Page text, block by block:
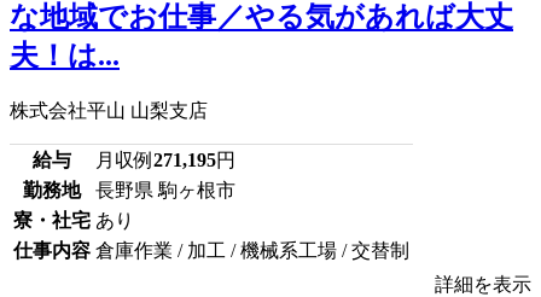
な地域でお仕事／やる気があれば大丈
夫！は...
株式会社平山 山梨支店
給与 月収例 271,195円
勤務地
長野県 駒ヶ根市
寮・社宅 あり
仕事内容 倉庫作業 / 加工 / 機械系工場 / 交替制
詳細を表示